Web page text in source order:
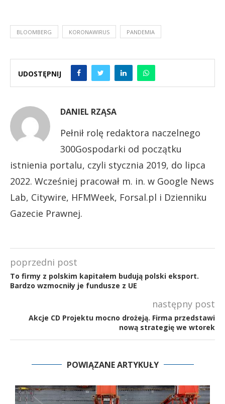
BLOOMBERG KORONAWIRUS PANDEMIA
UDOSTĘPNIJ
DANIEL RZĄSA
Pełnił rolę redaktora naczelnego
300Gospodarki od początku
istnienia portalu, czyli stycznia 2019, do lipca
2022. Wcześniej pracował m. in. w Google News
Lab, Citywire, HFMWeek, Forsal.pl i Dzienniku
Gazecie Prawnej.
poprzedni post
To firmy z polskim kapitałem budują polski eksport.
Bardzo wzmocniły je fundusze z UE
następny post
Akcje CD Projektu mocno drożeją. Firma przedstawi
nową strategię we wtorek
POWIĄZANE ARTYKUŁY